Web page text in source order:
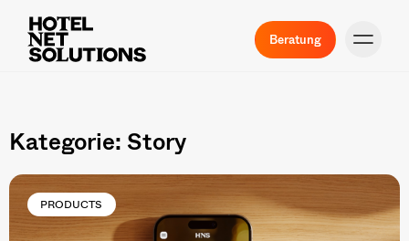
Beratung
Kategorie: Story
PRODUCTS